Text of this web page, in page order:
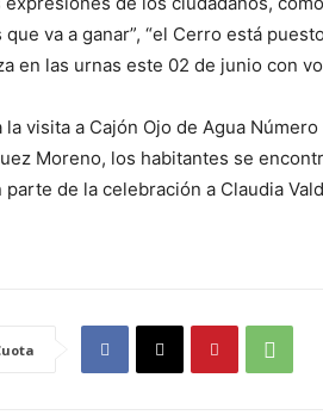
que va a ganar”, “el Cerro está
en las urnas este 02 de junio con
la visita a Cajón Ojo de Agua
Moreno, los habitantes se
parte de la celebración a Claudia